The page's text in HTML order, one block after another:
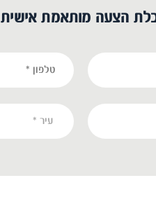
הצעה מותאמת אישית